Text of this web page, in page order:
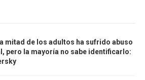
mitad de los adultos ha sufrido abuso
pero la mayoría no sabe identificarlo: